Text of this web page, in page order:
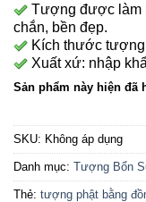
Tượng được làm
chắn, bền đẹp.
Kích thước
Xuất xứ: nhập
Sản phẩm này hiện đã
SKU: Không áp dụng
Danh mục: Tượng Bổn
Thẻ: tượng phật bằng